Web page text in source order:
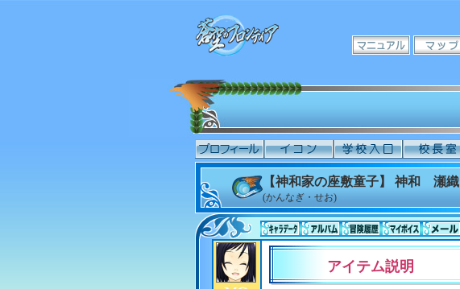
【神和家の座敷童子】 神和 瀬織
(かんなぎ・せお)
アイテム説明